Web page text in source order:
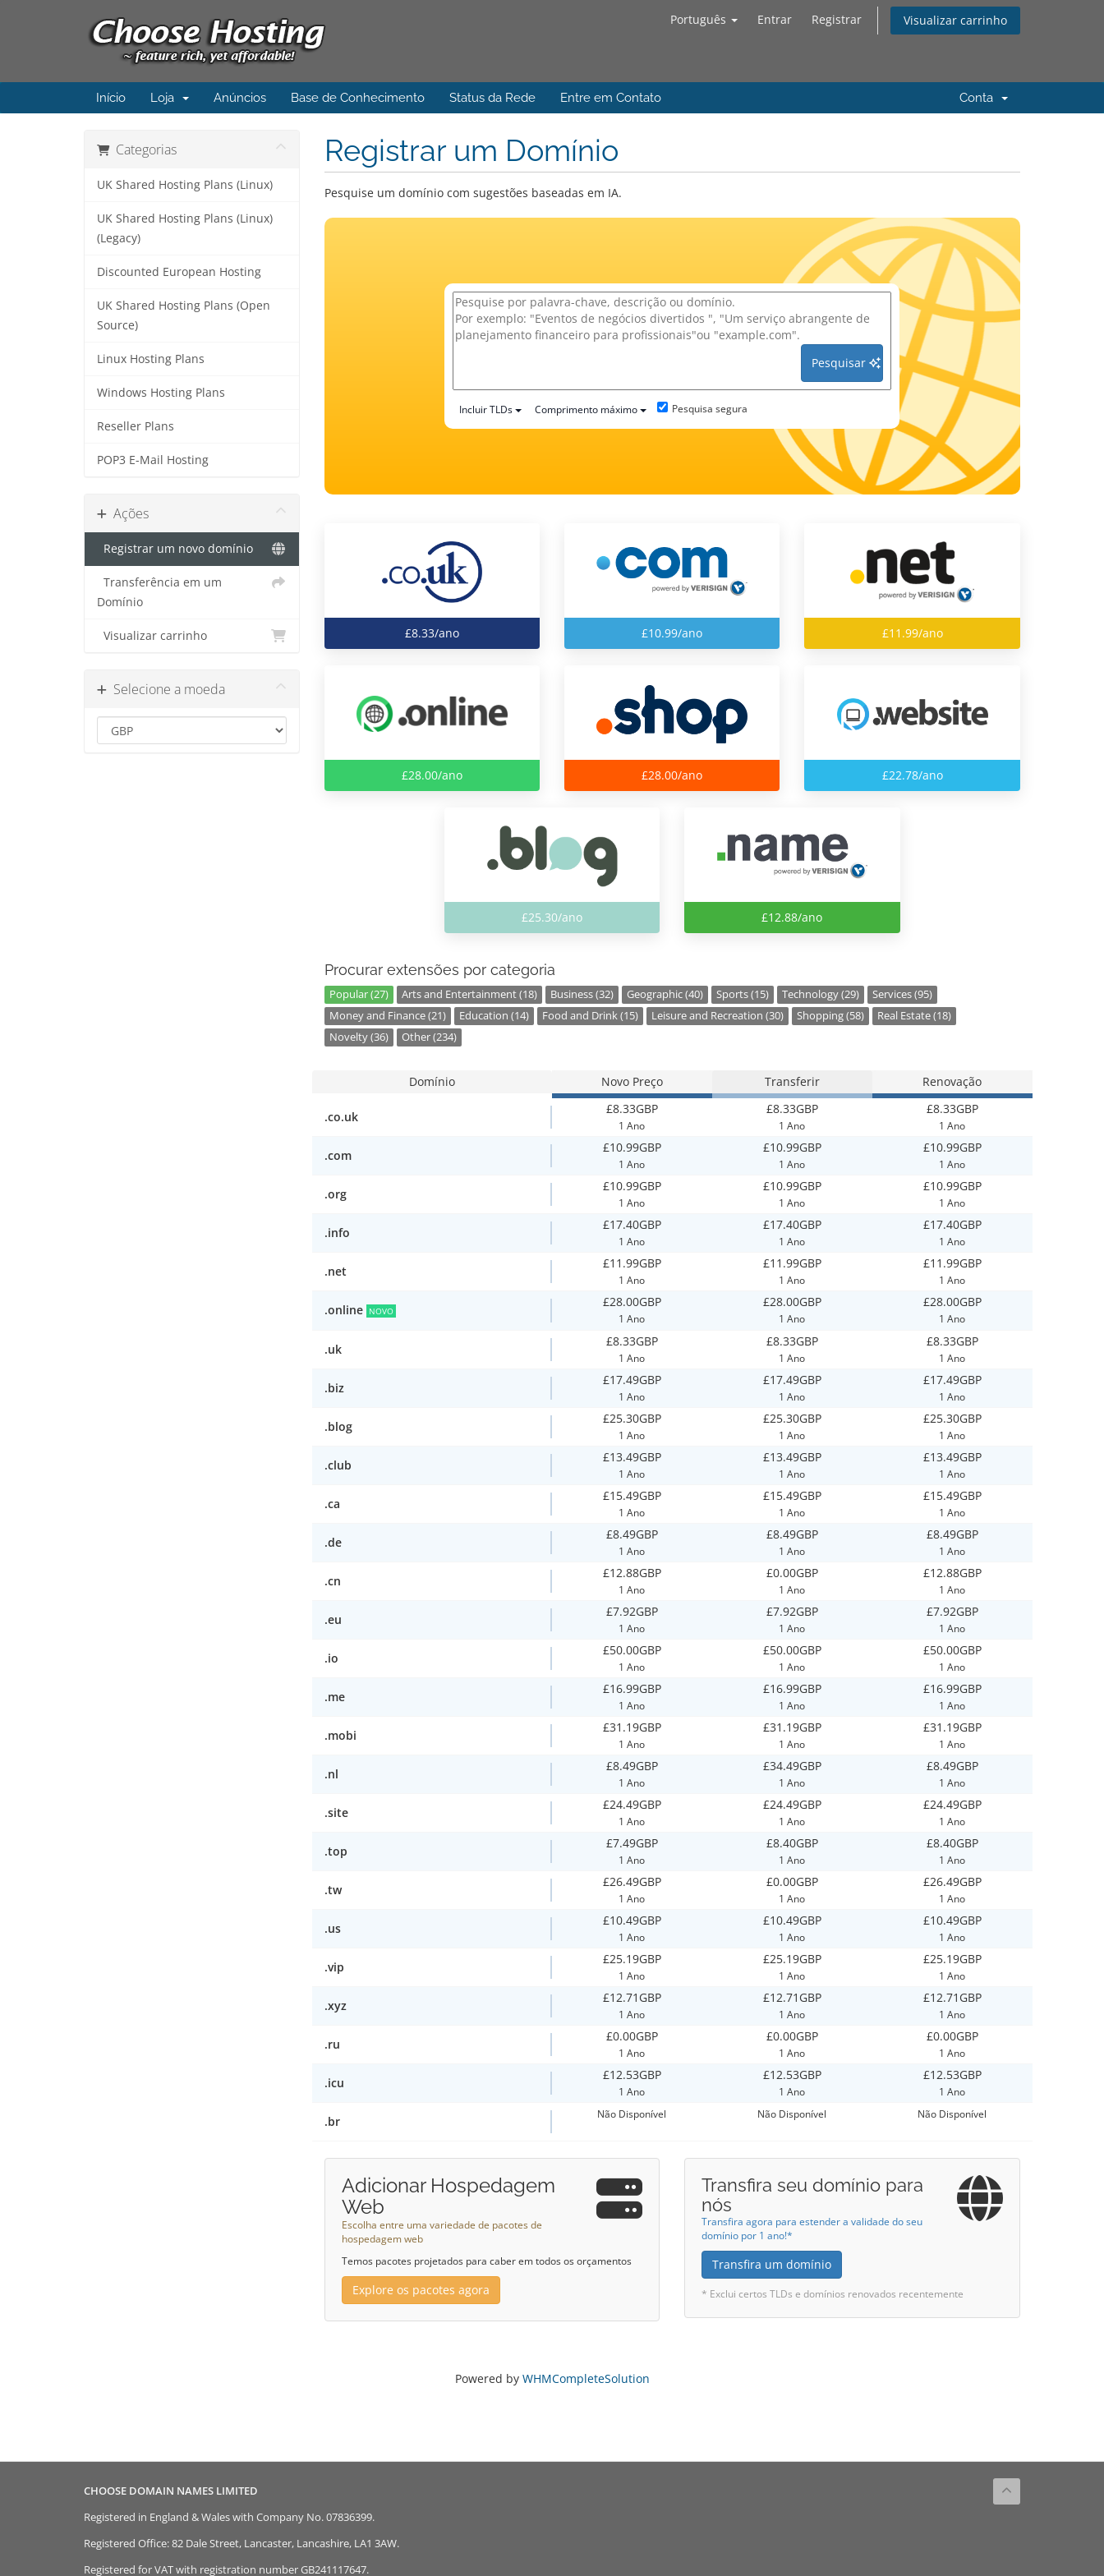
Português Entrar Registrar Visualizar carrinho
Início Loja Anúncios Base de Conhecimento Status da Rede Entre em Contato Conta
Categorias
UK Shared Hosting Plans (Linux)
UK Shared Hosting Plans (Linux)
(Legacy)
Discounted European Hosting
UK Shared Hosting Plans (Open
Source)
Linux Hosting Plans
Windows Hosting Plans
Reseller Plans
POP3 E-Mail Hosting
Ações
Registrar um novo domínio
Transferência em um
Domínio
Visualizar carrinho
Selecione a moeda
Registrar um Domínio
Pesquise um domínio com sugestões baseadas em IA.
Pesquisar
Incluir TLDs Comprimento máximo Pesquisa segura
£8.33/ano £10.99/ano £11.99/ano
£28.00/ano £28.00/ano £22.78/ano
£25.30/ano £12.88/ano
Procurar extensões por categoria
Popular (27) Arts and Entertainment (18) Business (32) Geographic (40) Sports (15) Technology (29)
Services (95)
Money and Finance (21)
Education (14) Food and Drink (15) Leisure and Recreation (30) Shopping (58)
Real Estate (18)
Novelty (36)
Other (234)
Domínio Novo Preço Transferir Renovação
.co.uk
£8.33GBP
1 Ano
£8.33GBP
1 Ano
£8.33GBP
1 Ano
.com
£10.99GBP
1 Ano
£10.99GBP
1 Ano
£10.99GBP
1 Ano
.org
£10.99GBP
1 Ano
£10.99GBP
1 Ano
£10.99GBP
1 Ano
.info
£17.40GBP
1 Ano
£17.40GBP
1 Ano
£17.40GBP
1 Ano
.net
£11.99GBP
1 Ano
£11.99GBP
1 Ano
£11.99GBP
1 Ano
.online NOVO
£28.00GBP
1 Ano
£28.00GBP
1 Ano
£28.00GBP
1 Ano
.uk
£8.33GBP
1 Ano
£8.33GBP
1 Ano
£8.33GBP
1 Ano
.biz
£17.49GBP
1 Ano
£17.49GBP
1 Ano
£17.49GBP
1 Ano
.blog
£25.30GBP
1 Ano
£25.30GBP
1 Ano
£25.30GBP
1 Ano
.club
£13.49GBP
1 Ano
£13.49GBP
1 Ano
£13.49GBP
1 Ano
.ca
£15.49GBP
1 Ano
£15.49GBP
1 Ano
£15.49GBP
1 Ano
.de
£8.49GBP
1 Ano
£8.49GBP
1 Ano
£8.49GBP
1 Ano
.cn
£12.88GBP
1 Ano
£0.00GBP
1 Ano
£12.88GBP
1 Ano
.eu
£7.92GBP
1 Ano
£7.92GBP
1 Ano
£7.92GBP
1 Ano
.io
£50.00GBP
1 Ano
£50.00GBP
1 Ano
£50.00GBP
1 Ano
.me
£16.99GBP
1 Ano
£16.99GBP
1 Ano
£16.99GBP
1 Ano
.mobi
£31.19GBP
1 Ano
£31.19GBP
1 Ano
£31.19GBP
1 Ano
.nl
£8.49GBP
1 Ano
£34.49GBP
1 Ano
£8.49GBP
1 Ano
.site
£24.49GBP
1 Ano
£24.49GBP
1 Ano
£24.49GBP
1 Ano
.top
£7.49GBP
1 Ano
£8.40GBP
1 Ano
£8.40GBP
1 Ano
.tw
£26.49GBP
1 Ano
£0.00GBP
1 Ano
£26.49GBP
1 Ano
.us
£10.49GBP
1 Ano
£10.49GBP
1 Ano
£10.49GBP
1 Ano
.vip
£25.19GBP
1 Ano
£25.19GBP
1 Ano
£25.19GBP
1 Ano
.xyz
£12.71GBP
1 Ano
£12.71GBP
1 Ano
£12.71GBP
1 Ano
.ru
£0.00GBP
1 Ano
£0.00GBP
1 Ano
£0.00GBP
1 Ano
.icu
£12.53GBP
1 Ano
£12.53GBP
1 Ano
£12.53GBP
1 Ano
.br Não Disponível Não Disponível Não Disponível
Adicionar Hospedagem
Web
Escolha entre uma variedade de pacotes de
hospedagem web
Temos pacotes projetados para caber em todos os orçamentos
Explore os pacotes agora
Transfira seu domínio para
nós
Transfira agora para estender a validade do seu
domínio por 1 ano!*
Transfira um domínio
* Exclui certos TLDs e domínios renovados recentemente
Powered by WHMCompleteSolution
CHOOSE DOMAIN NAMES LIMITED
Registered in England & Wales with Company No. 07836399.
Registered Office: 82 Dale Street, Lancaster, Lancashire, LA1 3AW.
Registered for VAT with registration number GB241117647.